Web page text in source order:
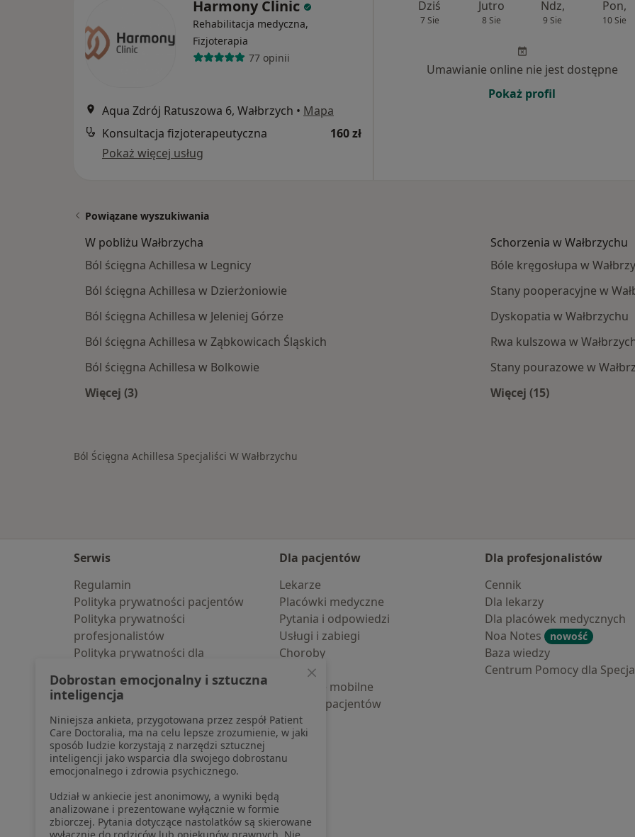
Harmony Clinic
Rehabilitacja medyczna,
Fizjoterapia
77 opinii
Aqua Zdrój Ratuszowa 6, Wałbrzych • Mapa
Konsultacja fizjoterapeutyczna
160 zł
Pokaż więcej usług
Dziś
7 Sie
Jutro
8 Sie
Ndz,
9 Sie
Pon,
10 Sie
Umawianie online nie jest dostępne
Pokaż profil
Powiązane wyszukiwania
W pobliżu Wałbrzycha
Ból ścięgna Achillesa w Legnicy
Ból ścięgna Achillesa w Dzierżoniowie
Ból ścięgna Achillesa w Jeleniej Górze
Ból ścięgna Achillesa w Ząbkowicach Śląskich
Ból ścięgna Achillesa w Bolkowie
Więcej (3)
Schorzenia w Wałbrzychu
Bóle kręgosłupa w
Stany pooperacyjne w
Dyskopatia w Wałbrzychu
Rwa kulszowa w
Stany pourazowe w
Więcej (15)
Ból Ścięgna Achillesa Specjaliści W Wałbrzychu
Serwis
Regulamin
Polityka prywatności pacjentów
Polityka prywatności
profesjonalistów
Polityka prywatności dla
pozyskaliśmy samodzielnie
Polityka cookies
Jak działają wyniki wyszukiwania
Dostępność
O nas
Praca Rekrutujemy!
Partnerzy
Centrum prasowe
Kontakt
Dla pacjentów
Lekarze
Placówki medyczne
Pytania i odpowiedzi
Usługi i zabiegi
Choroby
Pomoc
Aplikacje mobilne
Blog dla pacjentów
Dla profesjonalistów
Cennik
Dla lekarzy
Dla placówek medycznych
Noa Notes
nowość
Baza wiedzy
Centrum Pomocy dla
Dobrostan emocjonalny i sztuczna
inteligencja
Niniejsza ankieta, przygotowana przez zespół Patient
Care Doctoralia, ma na celu lepsze zrozumienie, w jaki
sposób ludzie korzystają z narzędzi sztucznej
inteligencji jako wsparcia dla swojego dobrostanu
emocjonalnego i zdrowia psychicznego.
Udział w ankiecie jest anonimowy, a wyniki będą
analizowane i prezentowane wyłącznie w formie
zbiorczej. Pytania dotyczące nastolatków są skierowane